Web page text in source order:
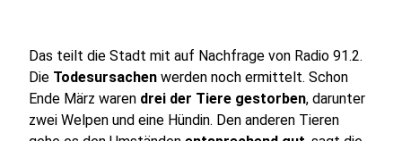
Das teilt die Stadt mit auf Nachfrage von Radio 91.2.
Die Todesursachen werden noch ermittelt. Schon
Ende März waren drei der Tiere gestorben, darunter
zwei Welpen und eine Hündin. Den anderen Tieren